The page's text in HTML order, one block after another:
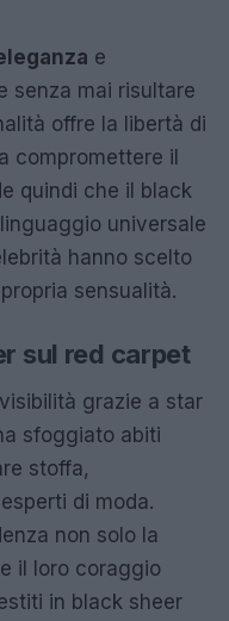
e
senza mai risultare
offre la libertà di
compromettere il
quindi che il black
universale
hanno scelto
sensualità.
sul red carpet
grazie a star
sfoggiato abiti
stoffa,
di moda.
non solo la
il loro coraggio
in black sheer